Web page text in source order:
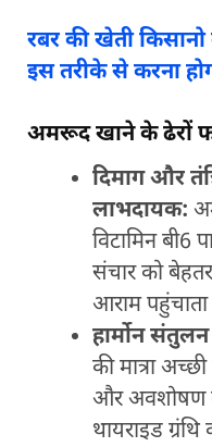
रबर की खेती
इस तरीके से करना
अमरूद खाने के ढेरों
दिमाग और
लाभदायक:
विटामिन बी6
संचार को
आराम
हार्मोन
की मात्रा
और अवशोषण
थायराइड